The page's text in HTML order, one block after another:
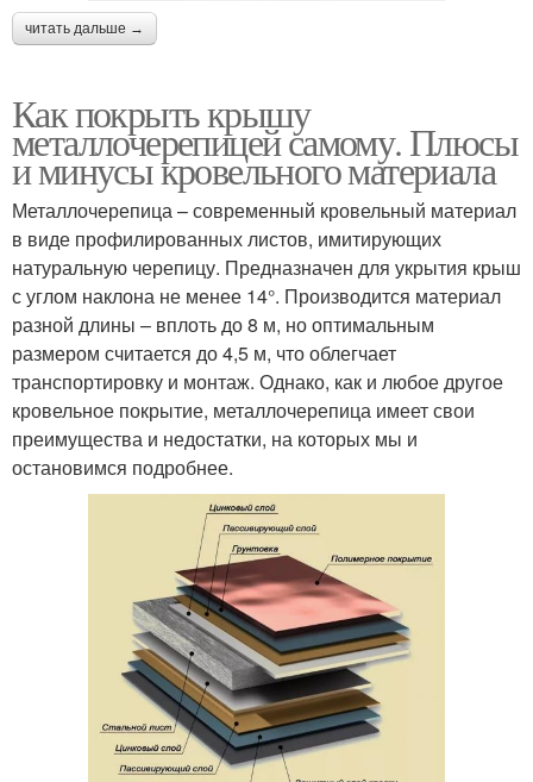
читать дальше →
Как покрыть крышу
металлочерепицей самому. Плюсы
и минусы кровельного материала
Металлочерепица – современный кровельный материал
в виде профилированных листов, имитирующих
натуральную черепицу. Предназначен для укрытия крыш
с углом наклона не менее 14°. Производится материал
разной длины – вплоть до 8 м, но оптимальным
размером считается до 4,5 м, что облегчает
транспортировку и монтаж. Однако, как и любое другое
кровельное покрытие, металлочерепица имеет свои
преимущества и недостатки, на которых мы и
остановимся подробнее.